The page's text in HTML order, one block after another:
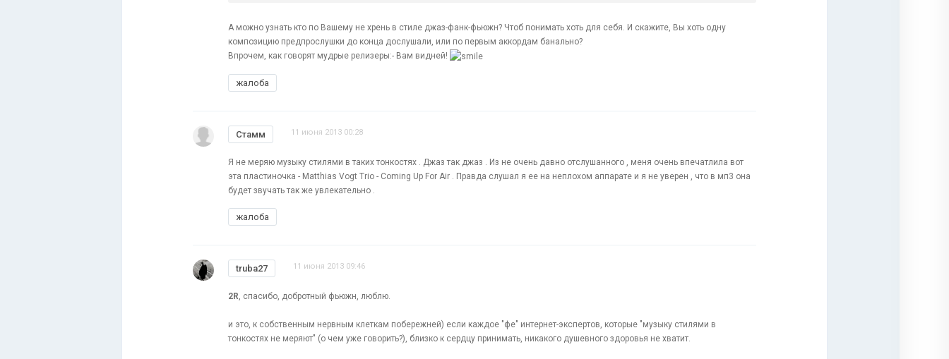
А можно узнать кто по Вашему не хрень в стиле джаз-фанк-фьюжн? Чтоб понимать хоть для себя. И скажите, Вы хоть одну
композицию предпрослушки до конца дослушали, или по первым аккордам банально?
Впрочем, как говорят мудрые релизеры:- Вам видней!
жалоба
Стамм 11 июня 2013 00:28
Я не меряю музыку стилями в таких тонкостях . Джаз так джаз . Из не очень давно отслушанного , меня очень впечатлила вот
эта пластиночка - Matthias Vogt Trio - Coming Up For Air . Правда слушал я ее на неплохом аппарате и я не уверен , что в мп3 она
будет звучать так же увлекательно .
жалоба
truba27 11 июня 2013 09:46
2R, спасибо, добротный фьюжн, люблю.
и это, к собственным нервным клеткам побережней) если каждое "фе" интернет-экспертов, которые "музыку стилями в
тонкостях не меряют" (о чем уже говорить?), близко к сердцу принимать, никакого душевного здоровья не хватит.